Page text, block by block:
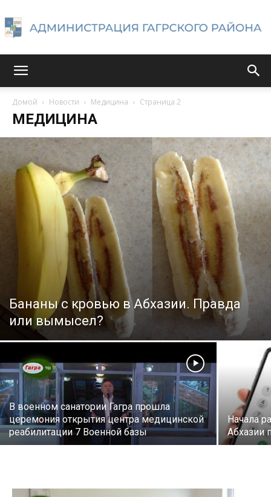
района
Домой Новости Медицина Страница 2
МЕДИЦИНА
Бананы с кровью в Абхазии. Правда
или вымысел?
В военном санатории Гагра прошла
церемония открытия центра медицинской
реабилитации 7 Военной базы
Начала
Абхазии